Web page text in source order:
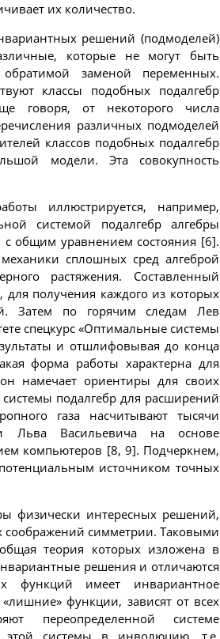
их количество.
решений (подмоделей)
которые не могут быть
заменой переменных.
классы подобных подалгебр
говоря, от некоторого числа
различных подмоделей
классов подобных подалгебр
модели. Эта совокупность
иллюстрируется, например,
системой подалгебр алгебры
общим уравнением состояния [6].
сплошных сред алгеброй
растяжения. Составленный
для получения каждого из которых
Затем по горячим следам Лев
спецкурс «Оптимальные системы
и отшлифовывая до конца
форма работы характерна для
намечает ориентиры для своих
подалгебр для расширений
газа насчитывают тысячи
Льва Васильевича на основе
компьютеров [8, 9]. Подчеркнем,
источником точных
физически интересных решений,
соображений симметрии. Таковыми
теория которых изложена в
решения и отличаются
имеет инвариантное
функции, зависят от всех
переопределенной системе
этой системы в инволюцию, т.е.